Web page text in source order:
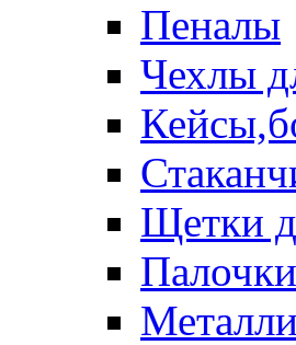
Пеналы
Чехлы
Щетки